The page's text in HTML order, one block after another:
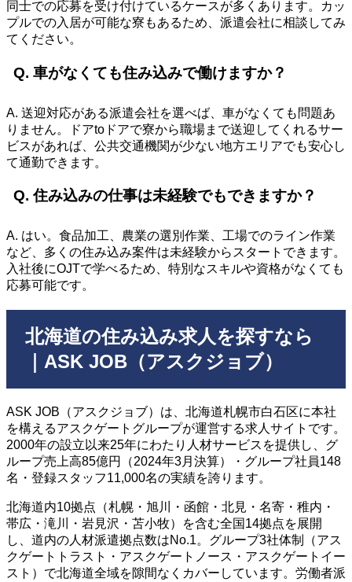
同士での応募を受け付けているケースが多くあります。カッ
プルでの入居が可能な寮もあるため、派遣会社に相談してみ
てください。
Q. 車がなくても住み込みで働けますか？
A. 送迎対応がある派遣会社を選べば、車がなくても問題あ
りません。ドアtoドアで寮から職場まで送迎してくれるサー
ビスがあれば、公共交通機関が少ない地方エリアでも安心し
て通勤できます。
Q. 住み込みの仕事は未経験でもできますか？
A. はい。食品加工、農業の選別作業、工場でのライン作業
など、多くの住み込み案件は未経験からスタートできます。
入社後にOJTで学べるため、特別なスキルや資格がなくても
応募可能です。
北海道の住み込み求人を探すなら
｜ASK JOB（アスクジョブ）
ASK JOB（アスクジョブ）は、北海道札幌市白石区に本社
を構えるアスクゲートグループが運営する求人サイトです。
2000年の設立以来25年にわたり人材サービスを提供し、グ
ループ売上高85億円（2024年3月決算）・グループ社員148
名・登録スタッフ11,000名の実績を誇ります。
北海道内10拠点（札幌・旭川・函館・北見・名寄・稚内・
帯広・滝川・岩見沢・苫小牧）を含む全国14拠点を展開
し、道内の人材派遣拠点数はNo.1。グループ3社体制（アス
クゲートトラスト・アスクゲートノース・アスクゲートイー
スト）で北海道全域を隙間なくカバーしています。労働者派